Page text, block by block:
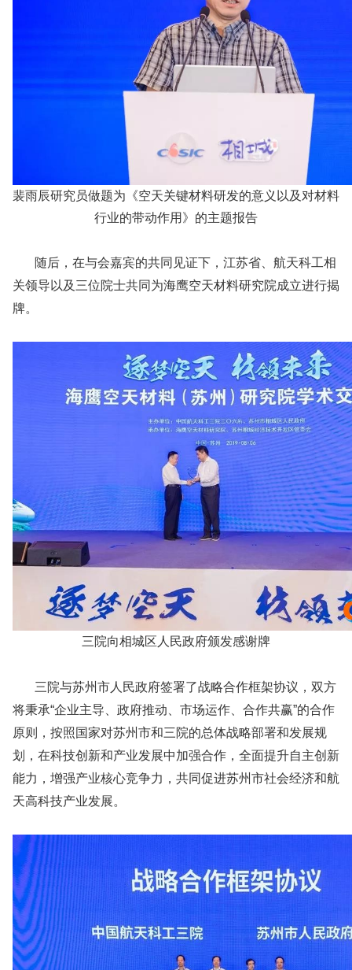
裴雨辰研究员做题为《空天关键材料研发的意义以及对材料
行业的带动作用》的主题报告
随后，在与会嘉宾的共同见证下，江苏省、航天科工相
关领导以及三位院士共同为海鹰空天材料研究院成立进行揭
牌。
三院向相城区人民政府颁发感谢牌
三院与苏州市人民政府签署了战略合作框架协议，双方
将秉承“企业主导、政府推动、市场运作、合作共赢”的合作
原则，按照国家对苏州市和三院的总体战略部署和发展规
划，在科技创新和产业发展中加强合作，全面提升自主创新
能力，增强产业核心竞争力，共同促进苏州市社会经济和航
天高科技产业发展。